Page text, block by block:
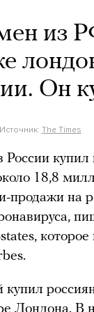
из
Он
Источник: The Times
России
18,8
продажи на
Лондона. В